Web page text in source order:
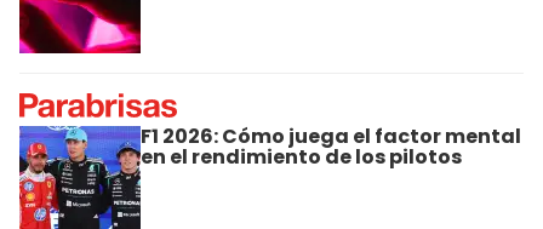
F1 2026: Cómo juega el factor mental
en el rendimiento de los pilotos